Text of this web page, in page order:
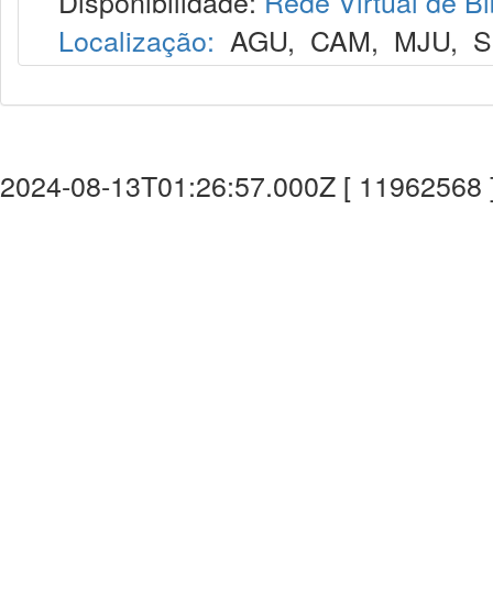
Localização: AGU, CAM, MJU,
2024-08-13T01:26:57.000Z [ 11962568